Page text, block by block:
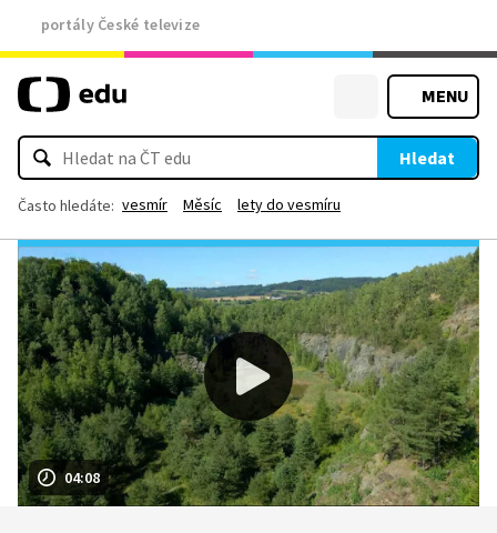
portály České televize
MENU
Hledat
Často hledáte: vesmír Měsíc lety do vesmíru
04:08